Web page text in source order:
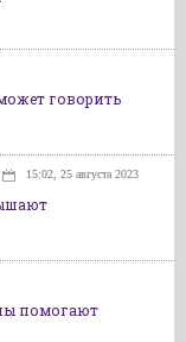
говорить
15:02, 25 августа 2023
помогают